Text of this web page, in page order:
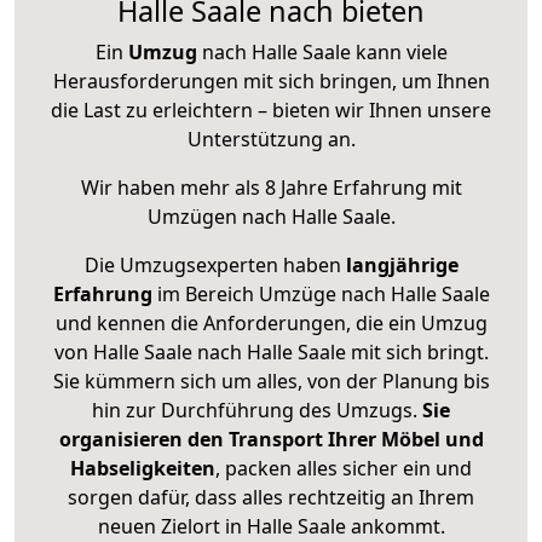
Halle Saale nach bieten
Ein Umzug nach Halle Saale kann viele
Herausforderungen mit sich bringen, um Ihnen
die Last zu erleichtern – bieten wir Ihnen unsere
Unterstützung an.
Wir haben mehr als 8 Jahre Erfahrung mit
Umzügen nach Halle Saale.
Die Umzugsexperten haben langjährige
Erfahrung im Bereich Umzüge nach Halle Saale
und kennen die Anforderungen, die ein Umzug
von Halle Saale nach Halle Saale mit sich bringt.
Sie kümmern sich um alles, von der Planung bis
hin zur Durchführung des Umzugs. Sie
organisieren den Transport Ihrer Möbel und
Habseligkeiten, packen alles sicher ein und
sorgen dafür, dass alles rechtzeitig an Ihrem
neuen Zielort in Halle Saale ankommt.